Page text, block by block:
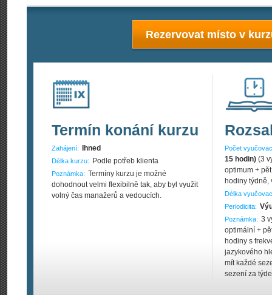
Rezervovat místo v
Termín konání kurzu
Zahájení: Ihned
Délka kurzu: Podle potřeb klienta
Poznámka: Termíny kurzu je možné
dohodnout velmi flexibilně tak, aby byl využit
volný čas manažerů a vedoucích.
Počet
15 hodin) (3
optimum +
hodiny týdně,
Délka
Periodicita:
Poznámka: 3
optimální +
hodiny s
jazykového
mít každé
sezení za